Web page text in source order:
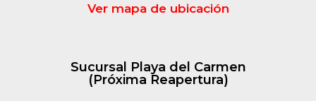
Ver mapa de ubicación
Sucursal Playa del Carmen
(Próxima Reapertura)